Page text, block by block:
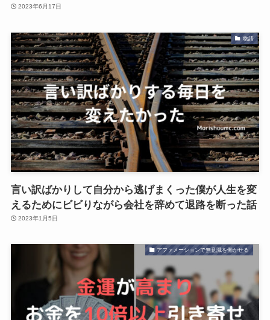
2023年6月17日
物語
言い訳ばかりして自分から逃げまくった僕が人生を変
えるためにビビりながら会社を辞めて退路を断った話
2023年1月5日
アファメーションで無意識を働かせる